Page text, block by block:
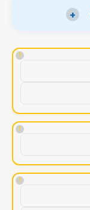
+
!
!
!